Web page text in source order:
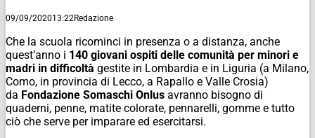
09/09/202013:22Redazione
Che la scuola ricominci in presenza o a distanza, anche
quest’anno i 140 giovani ospiti delle comunità per minori e
madri in difficoltà gestite in Lombardia e in Liguria (a Milano,
Como, in provincia di Lecco, a Rapallo e Valle Crosia)
da Fondazione Somaschi Onlus avranno bisogno di
quaderni, penne, matite colorate, pennarelli, gomme e tutto
ciò che serve per imparare ed esercitarsi.